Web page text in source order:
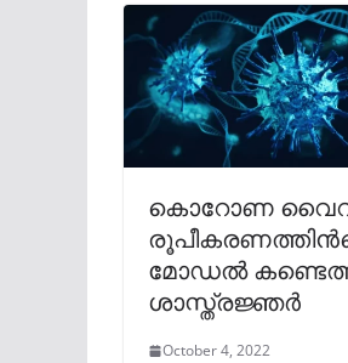
കൊറോണ
മോഡല്‍
ശാസ്ത്രജ്ഞർ
October 4, 2022